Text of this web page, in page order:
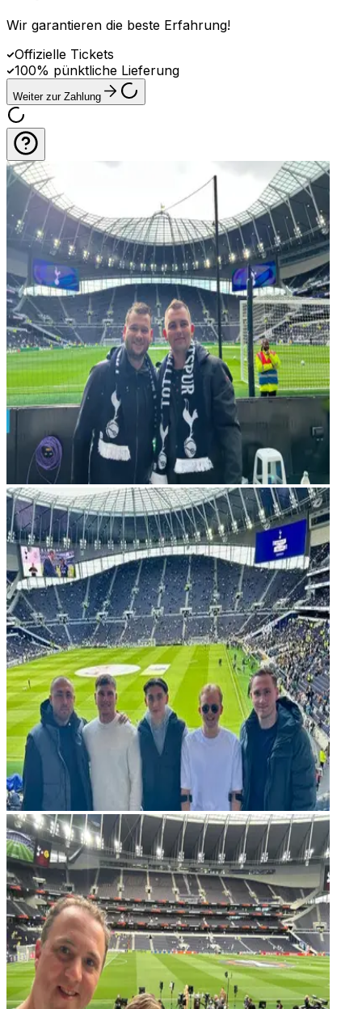
Wir garantieren die beste Erfahrung!
Offizielle Tickets
100% pünktliche Lieferung
Weiter zur Zahlung